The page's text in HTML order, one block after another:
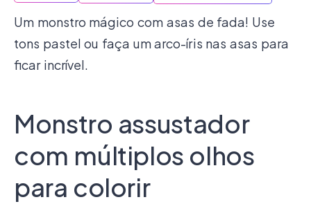
Um monstro mágico com asas de fada! Use
tons pastel ou faça um arco-íris nas asas para
ficar incrível.
Monstro assustador
com múltiplos olhos
para colorir